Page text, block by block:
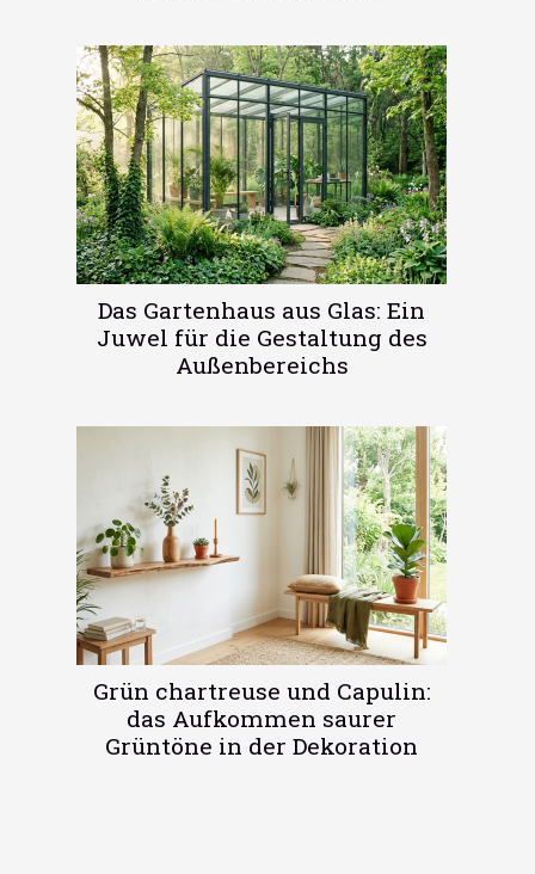
Das Gartenhaus aus Glas: Ein
Juwel für die Gestaltung des
Außenbereichs
Grün chartreuse und Capulin:
das Aufkommen saurer
Grüntöne in der Dekoration